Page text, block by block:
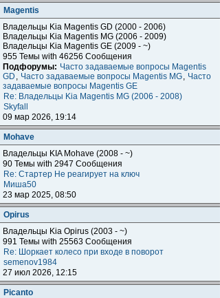
Magentis
Владельцы Kia Magentis GD (2000 - 2006)
Владельцы Kia Magentis MG (2006 - 2009)
Владельцы Kia Magentis GE (2009 - ~)
955 Темы with 46256 Сообщения
Подфорумы: Часто задаваемые вопросы Magentis
GD , Часто задаваемые вопросы Magentis MG, Часто
задаваемые вопросы Magentis GE
Re: Владельцы Kia Magentis MG (2006 - 2008)
Skyfall
09 мар 2026, 19:14
Mohave
Владельцы KIA Mohave (2008 - ~)
90 Темы with 2947 Сообщения
Re: Стартер Не реагирует на ключ
Миша50
23 мар 2025, 08:50
Opirus
Владельцы Kia Opirus (2003 - ~)
991 Темы with 25563 Сообщения
Re: Шоркает колесо при входе в поворот
semenov1984
27 июл 2026, 12:15
Piсanto